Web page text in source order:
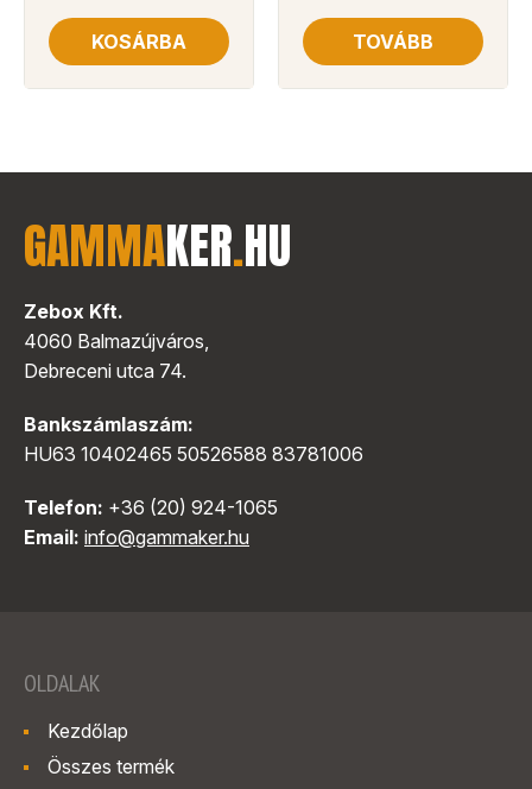
KOSÁRBA TOVÁBB
GAMMAKER.HU
Zebox Kft.
4060 Balmazújváros,
Debreceni utca 74.
Bankszámlaszám:
HU63 10402465 50526588 83781006
Telefon: +36 (20) 924-1065
Email: info@gammaker.hu
OLDALAK
Kezdőlap
Összes termék